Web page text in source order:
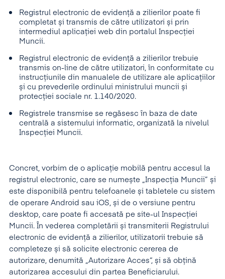
Registrul electronic de evidență a zilierilor poate fi
completat și transmis de către utilizatori și prin
intermediul aplicației web din portalul Inspecției
Muncii.
Registrul electronic de evidență a zilierilor trebuie
transmis on-line de către utilizatori, în conformitate cu
instrucțiunile din manualele de utilizare ale aplicațiilor
și cu prevederile ordinului ministrului muncii și
protecției sociale nr. 1.140/2020.
Registrele transmise se regăsesc în baza de date
centrală a sistemului informatic, organizată la nivelul
Inspecției Muncii.
Concret, vorbim de o aplicație mobilă pentru accesul la
registrul electronic, care se numește „Inspecția Muncii” și
este disponibilă pentru telefoanele și tabletele cu sistem
de operare Android sau iOS, și de o versiune pentru
desktop, care poate fi accesată pe site-ul Inspecției
Muncii. În vederea completării și transmiterii Registrului
electronic de evidență a zilierilor, utilizatorii trebuie să
completeze și să solicite electronic cererea de
autorizare, denumită „Autorizare Acces“, și să obțină
autorizarea accesului din partea Beneficiarului.